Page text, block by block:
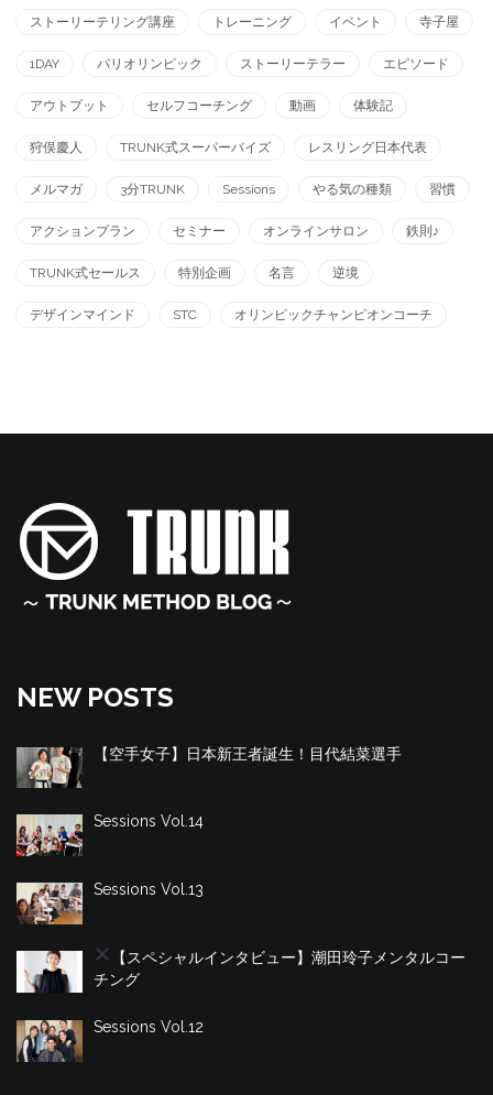
ストーリーテリング講座 トレーニング イベント 寺子屋
1DAY パリオリンピック ストーリーテラー エピソード
アウトプット セルフコーチング 動画 体験記
狩俣慶人 TRUNK式スーパーバイズ レスリング日本代表
メルマガ 3分TRUNK Sessions やる気の種類 習慣
アクションプラン セミナー オンラインサロン 鉄則♪
TRUNK式セールス 特別企画 名言 逆境
デザインマインド STC オリンピックチャンピオンコーチ
NEW POSTS
【空手女子】日本新王者誕生！目代結菜選手
Sessions Vol.14
Sessions Vol.13
【スペシャルインタビュー】潮田玲子メンタルコー
チング
Sessions Vol.12